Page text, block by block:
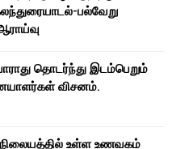
பல்வேறு
தொடர்ந்து இடம்பெறும்
விசனம்.
நிலையத்தில் உள்ள உணவகம்